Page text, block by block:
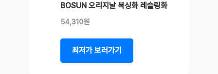
BOSUN 오리지날 복싱화 레슬링화
54,310원
최저가 보러가기